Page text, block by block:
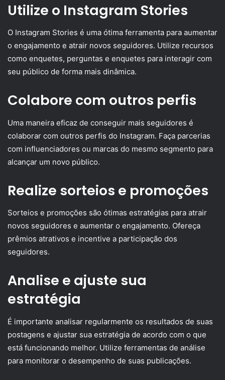
Utilize o Instagram Stories
O Instagram Stories é uma ótima ferramenta para aumentar
o engajamento e atrair novos seguidores. Utilize recursos
como enquetes, perguntas e enquetes para interagir com
seu público de forma mais dinâmica.
Colabore com outros perfis
Uma maneira eficaz de conseguir mais seguidores é
colaborar com outros perfis do Instagram. Faça parcerias
com influenciadores ou marcas do mesmo segmento para
alcançar um novo público.
Realize sorteios e promoções
Sorteios e promoções são ótimas estratégias para atrair
novos seguidores e aumentar o engajamento. Ofereça
prêmios atrativos e incentive a participação dos
seguidores.
Analise e ajuste sua
estratégia
É importante analisar regularmente os resultados de suas
postagens e ajustar sua estratégia de acordo com o que
está funcionando melhor. Utilize ferramentas de análise
para monitorar o desempenho de suas publicações.